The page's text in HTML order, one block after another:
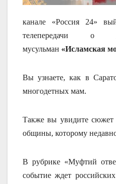
канале «Россия 24»
телепередачи о
мусульман «Исламская
Вы узнаете, как в
многодетных мам.
Также вы увидите сюжет
общины, которому
В рубрике «Муфтий
событие ждет